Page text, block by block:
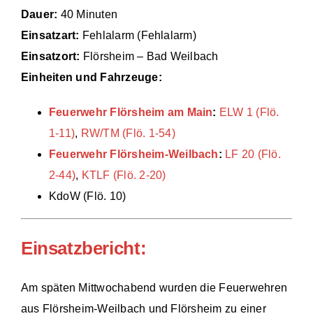
Technik
Dauer: 40 Minuten
Einsatzart: Fehlalarm (Fehlalarm)
Einsatzort: Flörsheim – Bad Weilbach
Einheiten und Fahrzeuge:
Feuerwehr Flörsheim am Main: ELW 1 (Flö.
1-11), RW/TM (Flö. 1-54)
Feuerwehr Flörsheim-Weilbach: LF 20 (Flö.
2-44), KTLF (Flö. 2-20)
KdoW (Flö. 10)
Einsatzbericht:
Am späten Mittwochabend wurden die Feuerwehren
aus Flörsheim-Weilbach und Flörsheim zu einer